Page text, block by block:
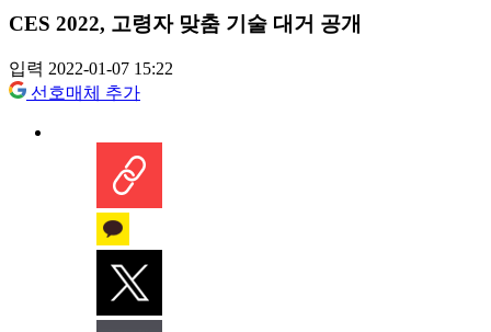
CES 2022, 고령자 맞춤 기술 대거 공개
입력 2022-01-07 15:22
선호매체 추가